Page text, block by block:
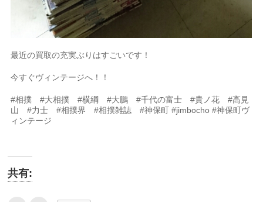
最近の買取の充実ぶりはすごいです！
今すぐヴィンテージへ！！
#相撲 #大相撲 #横綱 #大鵬 #千代の富士 #貴ノ花 #高見
山 #力士 #相撲界 #相撲雑誌 #神保町 #jimbocho #神保町ヴ
ィンテージ
共有: